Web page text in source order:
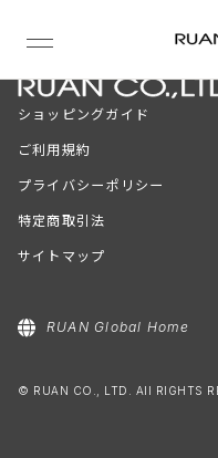
ショッピングガイド
ご利用規約
プライバシーポリシー
特定商取引法
サイトマップ
RUAN Global Home
© RUAN CO., LTD. All RIGHTS